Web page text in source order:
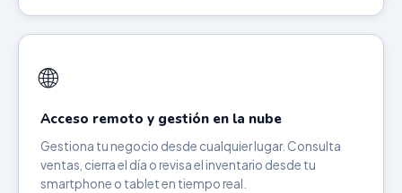
🌐
Acceso remoto y gestión en la nube
Gestiona tu negocio desde cualquier lugar. Consulta
ventas, cierra el día o revisa el inventario desde tu
smartphone o tablet en tiempo real.